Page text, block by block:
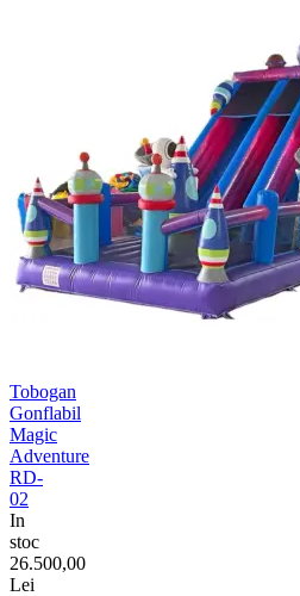
Tobogan
Gonflabil
Magic
Adventure
RD-
02
In
stoc
26.500,00
Lei